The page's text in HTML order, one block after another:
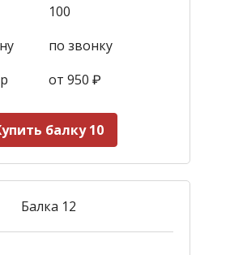
100
по звонку
от 950 ₽
балку 10
Балка 12